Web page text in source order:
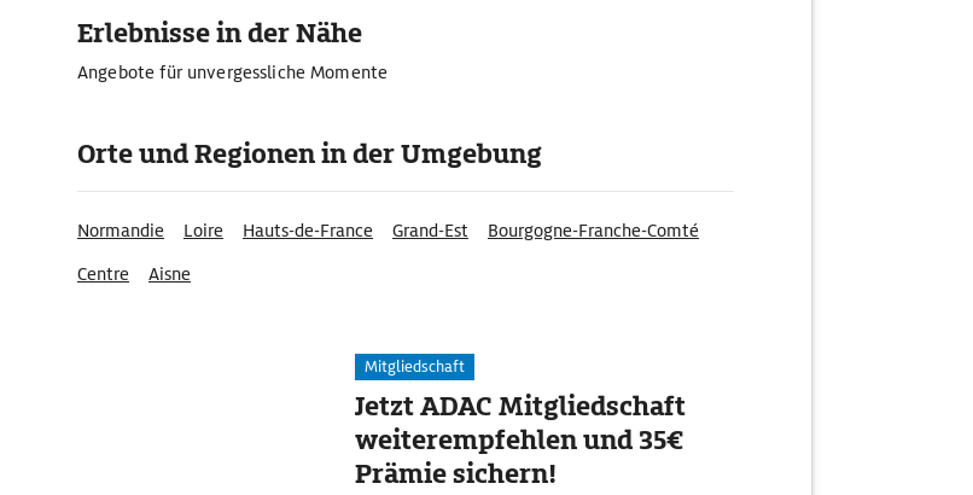
Erlebnisse in der Nähe
Angebote für unvergessliche Momente
Orte und Regionen in der Umgebung
Normandie Loire Hauts-de-France Grand-Est
Bourgogne-Franche-Comté
Centre
Aisne
Mitgliedschaft
Jetzt ADAC Mitgliedschaft
weiterempfehlen und 35€
Prämie sichern!